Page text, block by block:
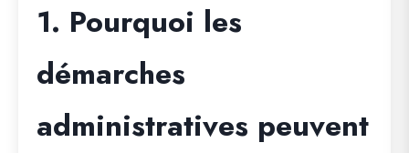
1. Pourquoi les
démarches
administratives peuvent